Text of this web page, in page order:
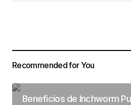
Recommended for You
Beneficios de Inchworm